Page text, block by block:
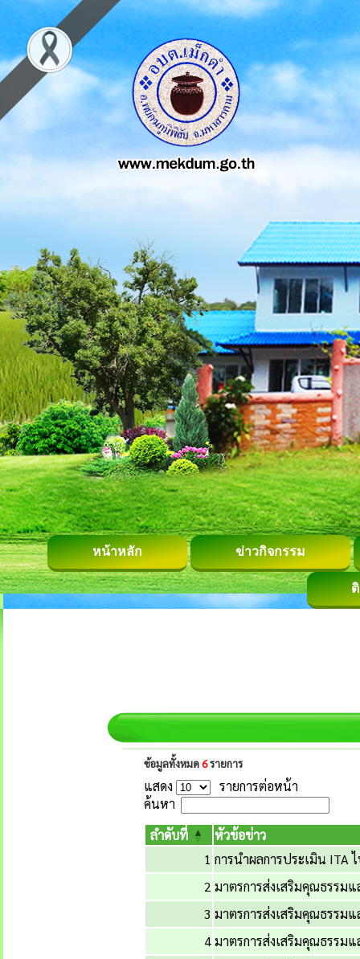
หน้าหลัก ข่าวกิจกรรม
ข้อมูลทั้งหมด6รายการ
แสดง
รายการต่อหน้า
ค้นหา
ลำดับที่
หัวข้อข่าว
1 การนำผลการประเมิน ITA
2 มาตรการส่งเสริมคุณธรรม
3 มาตรการส่งเสริมคุณธรรม
4มาตรการส่งเสริมคุณธรรม